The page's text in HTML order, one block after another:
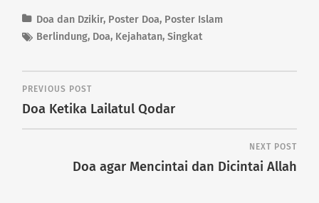
Doa dan Dzikir, Poster Doa, Poster Islam
Berlindung, Doa, Kejahatan,Singkat
PREVIOUS POST
Doa Ketika Lailatul Qodar
NEXT POST
Doa agar Mencintai dan Dicintai Allah